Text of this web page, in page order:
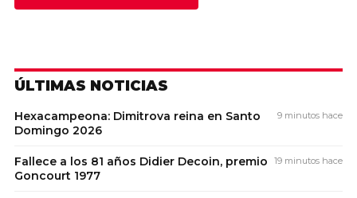
ÚLTIMAS NOTICIAS
Hexacampeona: Dimitrova reina en Santo
Domingo 2026
9 minutos hace
Fallece a los 81 años Didier Decoin, premio
Goncourt 1977
19 minutos hace